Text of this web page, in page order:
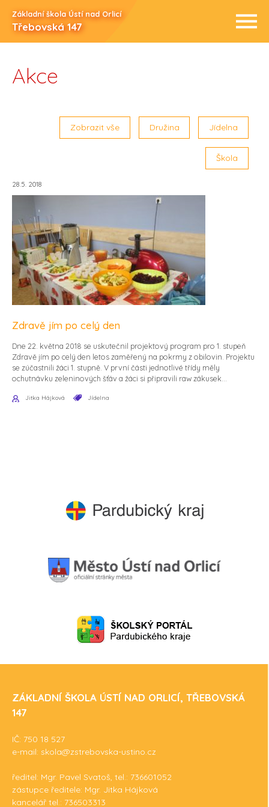
Základní škola Ústí nad Orlicí
Třebovská 147
Akce
Zobrazit vše Družina Jídelna
Škola
28.5. 2018
Zdravě jím po celý den
Dne 22. května 2018 se uskutečnil projektový program pro 1. stupeň
Zdravě jím po celý den letos zaměřený na pokrmy z obilovin. Projektu
se zúčastnili žáci 1. stupně. V první části jednotlivé třídy měly
ochutnávku zeleninových šťáv a žáci si připravili raw zákusek...
Jitka Hájková Jídelna
ZÁKLADNÍ ŠKOLA ÚSTÍ NAD ORLICÍ, TŘEBOVSKÁ
147
IČ: 750 18 527
e-mail: skola@zstrebovska-ustino.cz
ředitel: Mgr. Pavel Svatoš, tel.: 736601052
zástupce ředitele: Mgr. Jitka Hájková
kancelář tel.: 736503313